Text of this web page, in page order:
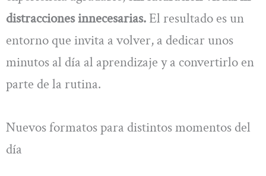
distracciones innecesarias.El resultado es un
entorno que invita a volver, a dedicar unos
minutos al día al aprendizaje y a convertirlo en
parte de la rutina.
Nuevos formatos para distintos momentos del
día